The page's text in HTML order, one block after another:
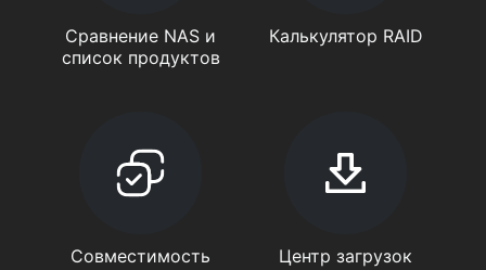
Сравнение NAS и
список продуктов
Калькулятор RAID
Совместимость Центр загрузок